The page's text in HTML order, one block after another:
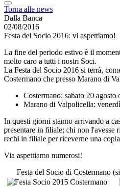
Torna alle news
Dalla Banca
02/08/2016
Festa del Socio 2016: vi aspettiamo!
La fine del periodo estivo è il
molto caro a tutti i nostri Soci.
La Festa del Socio 2016 si terrà,
Costermano che presso Marano di
Costermano: sabato 20 agosto
Marano di Valpolicella:
In questi giorni stanno arrivando a
presentare in filiale; chi non l'avesse
rechi in filiale per riceverne una
Via aspettiamo numerosi!
Festa del Socio di Costermano